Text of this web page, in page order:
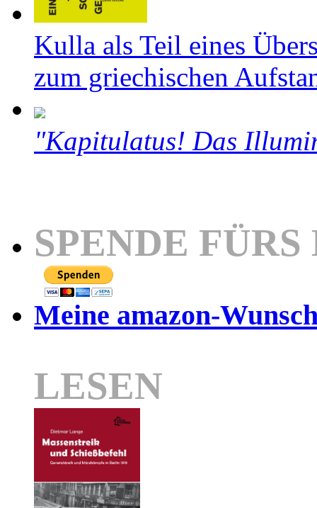
Kulla als Teil eines
zum griechischen
"Kapitulatus! Das
SPENDE
Meine amazon-
LESEN